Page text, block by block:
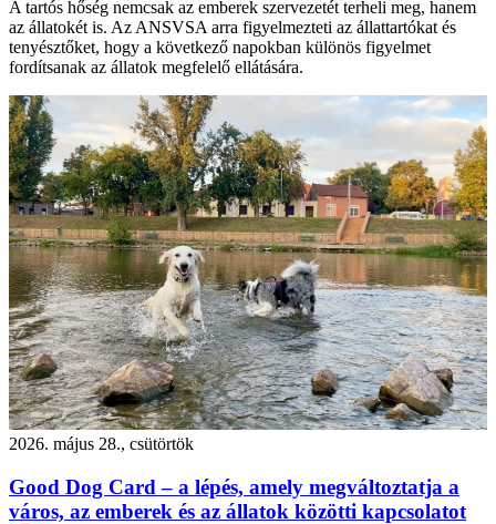
A tartós hőség nemcsak az emberek szervezetét terheli meg, hanem
az állatokét is. Az ANSVSA arra figyelmezteti az állattartókat és
tenyésztőket, hogy a következő napokban különös figyelmet
fordítsanak az állatok megfelelő ellátására.
2026. május 28., csütörtök
Good Dog Card – a lépés, amely megváltoztatja a
város, az emberek és az állatok közötti kapcsolatot